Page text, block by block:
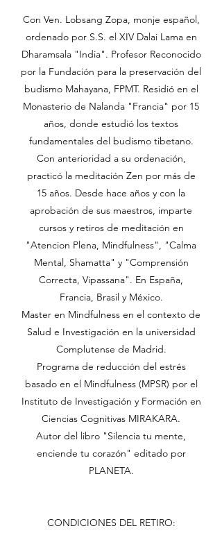
Con Ven. Lobsang Zopa, monje español,
ordenado por S.S. el XIV Dalai Lama en
Dharamsala "India". Profesor Reconocido
por la Fundación para la preservación del
budismo Mahayana, FPMT. Residió en el
Monasterio de Nalanda "Francia" por 15
años, donde estudió los textos
fundamentales del budismo tibetano.
Con anterioridad a su ordenación,
practicó la meditación Zen por más de
15 años. Desde hace años y con la
aprobación de sus maestros, imparte
cursos y retiros de meditación en
"Atencion Plena, Mindfulness", "Calma
Mental, Shamatta" y "Comprensión
Correcta, Vipassana". En España,
Francia, Brasil y México.
Master en Mindfulness en el contexto de
Salud e Investigación en la universidad
Complutense de Madrid.
Programa de reducción del estrés
basado en el Mindfulness (MPSR) por el
Instituto de Investigación y Formación en
Ciencias Cognitivas MIRAKARA.
Autor del libro "Silencia tu mente,
enciende tu corazón" editado por
PLANETA.
CONDICIONES DEL RETIRO: